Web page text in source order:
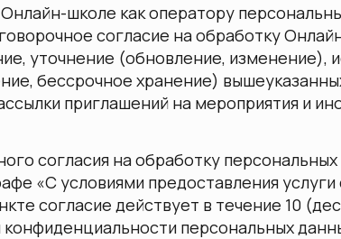
школе как оператору
согласие на обработку
уточнение (обновление, изменение),
бессрочное хранение)
приглашений на мероприятия и
согласия на обработку
«С условиями предоставления
согласие действует в течение 10
конфиденциальности персональных